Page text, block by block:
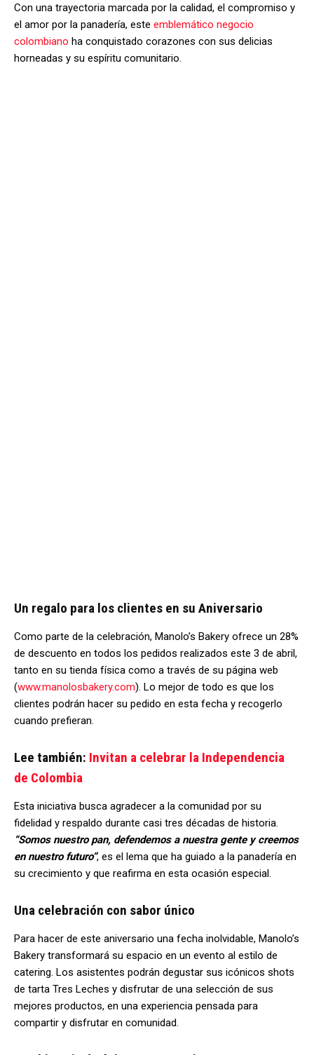
Con una trayectoria marcada por la calidad, el compromiso y
el amor por la panadería, este emblemático negocio
colombiano ha conquistado corazones con sus delicias
horneadas y su espíritu comunitario.
Un regalo para los clientes en su Aniversario
Como parte de la celebración, Manolo’s Bakery ofrece un 28%
de descuento en todos los pedidos realizados este 3 de abril,
tanto en su tienda física como a través de su página web
(www.manolosbakery.com). Lo mejor de todo es que los
clientes podrán hacer su pedido en esta fecha y recogerlo
cuando prefieran.
Lee también: Invitan a celebrar la Independencia
de Colombia
Esta iniciativa busca agradecer a la comunidad por su
fidelidad y respaldo durante casi tres décadas de historia.
“Somos nuestro pan, defendemos a nuestra gente y creemos
en nuestro futuro”, es el lema que ha guiado a la panadería en
su crecimiento y que reafirma en esta ocasión especial.
Una celebración con sabor único
Para hacer de este aniversario una fecha inolvidable, Manolo’s
Bakery transformará su espacio en un evento al estilo de
catering. Los asistentes podrán degustar sus icónicos shots
de tarta Tres Leches y disfrutar de una selección de sus
mejores productos, en una experiencia pensada para
compartir y disfrutar en comunidad.